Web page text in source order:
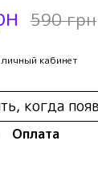
590 грн
кабинет
когда
Оплата